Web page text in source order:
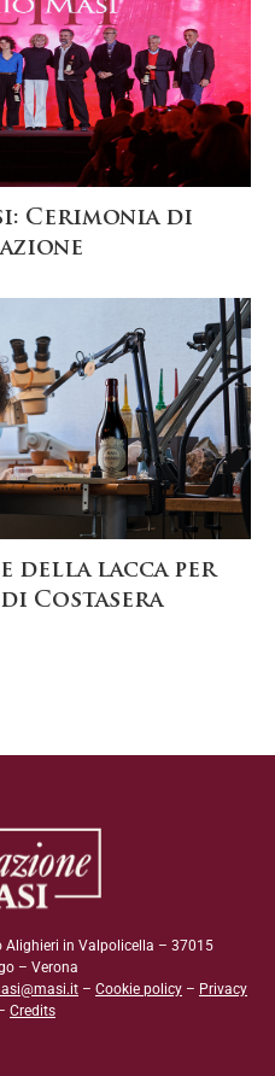
Cerimonia di
della lacca per
Costasera
Alighieri in Valpolicella – 37015
– Verona
– Cookie policy – Privacy
Credits